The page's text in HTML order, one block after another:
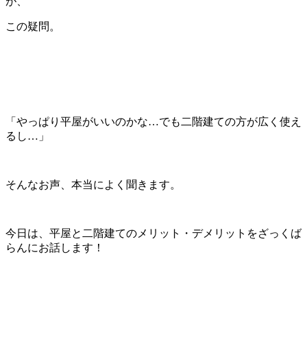
この疑問。
「やっぱり平屋がいいのかな…でも二階建ての方が広く使え
るし…」
そんなお声、本当によく聞きます。
今日は、平屋と二階建てのメリット・デメリットをざっくば
らんにお話します！